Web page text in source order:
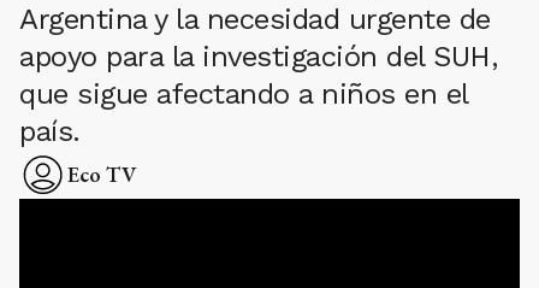
Argentina y la necesidad urgente de
apoyo para la investigación del SUH,
que sigue afectando a niños en el
país.
Eco TV